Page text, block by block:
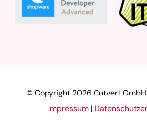
© Copyright 2026 Cutvert
Impressum|